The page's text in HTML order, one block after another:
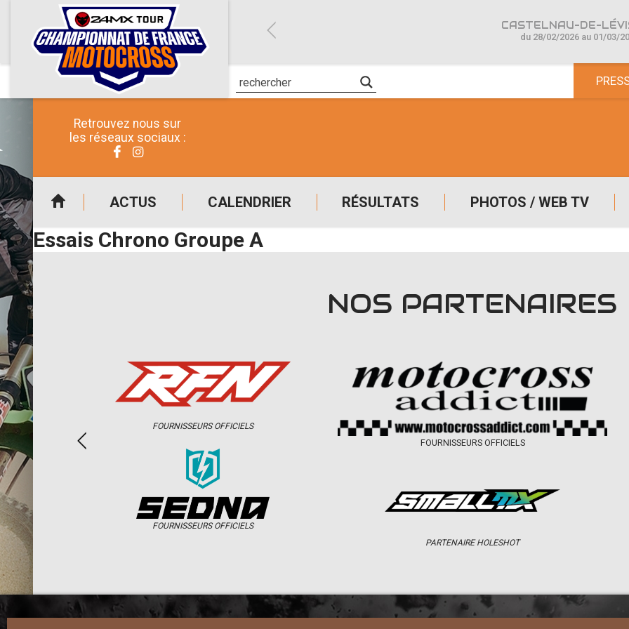
Retrouvez nous sur
les réseaux sociaux :
ACTUS CALENDRIER RÉSULTATS PHOTOS / WEB TV
CASTELNAU-DE-
du 28/02/2026 au 01/03/
Essais Chrono Groupe A
NOS PARTENAIRES
FOURNISSEURS OFFICIELS
FOURNISSEURS OFFICIELS
FOURNISSEURS OFFICIELS
PARTENAIRE HOLESHOT